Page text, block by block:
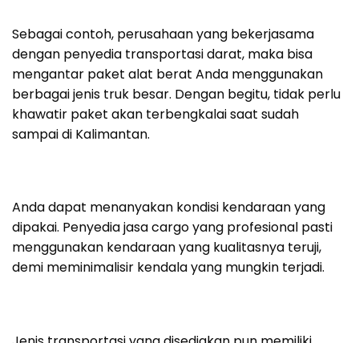
Sebagai contoh, perusahaan yang bekerjasama
dengan penyedia transportasi darat, maka bisa
mengantar paket alat berat Anda menggunakan
berbagai jenis truk besar. Dengan begitu, tidak perlu
khawatir paket akan terbengkalai saat sudah
sampai di Kalimantan.
Anda dapat menanyakan kondisi kendaraan yang
dipakai. Penyedia jasa cargo yang profesional pasti
menggunakan kendaraan yang kualitasnya teruji,
demi meminimalisir kendala yang mungkin terjadi.